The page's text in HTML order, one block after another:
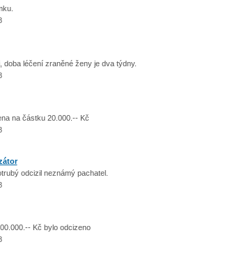
léčení zraněné ženy je dva týdny.
na částku 20.000.-- Kč
odcizil neznámý pachatel.
Kč bylo odcizeno